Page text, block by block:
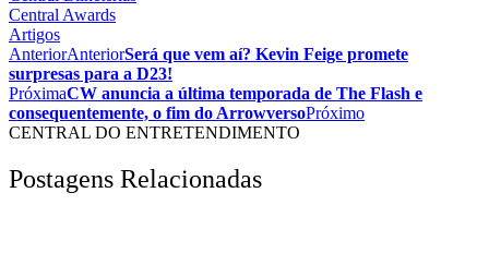
Central Awards
Artigos
AnteriorAnteriorSerá que vem aí? Kevin Feige promete
surpresas para a D23!
PróximaCW anuncia a última temporada de The Flash e
consequentemente, o fim do ArrowversoPróximo
CENTRAL DO ENTRETENDIMENTO
Postagens Relacionadas